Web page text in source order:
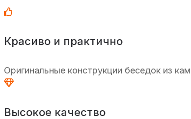
Красиво и практично
Оригинальные конструкции беседок из
Высокое качество